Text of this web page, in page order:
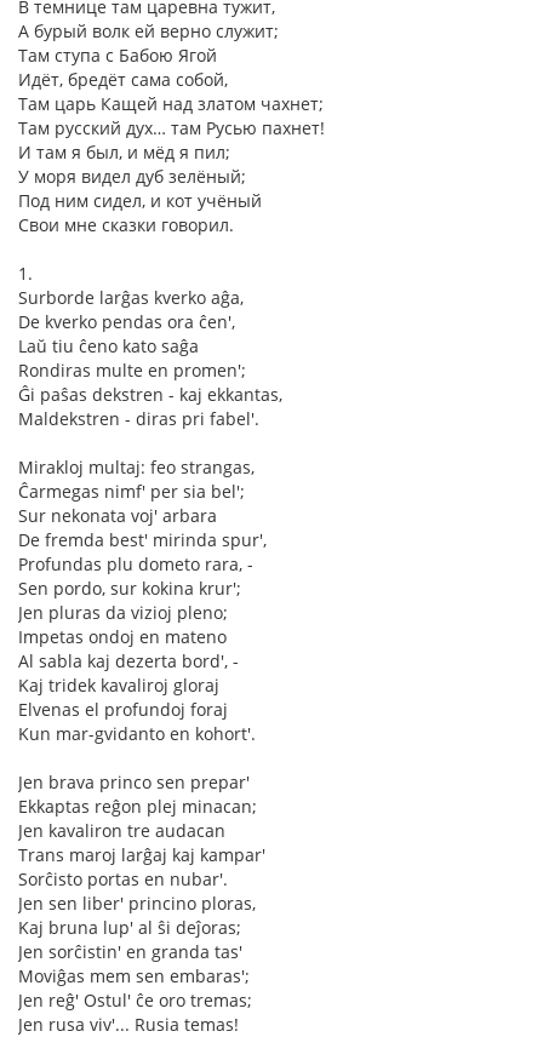
В темнице там царевна тужит,
А бурый волк ей верно служит;
Там ступа с Бабою Ягой
Идёт, бредёт сама собой,
Там царь Кащей над златом чахнет;
Там русский дух… там Русью пахнет!
И там я был, и мёд я пил;
У моря видел дуб зелёный;
Под ним сидел, и кот учёный
Свои мне сказки говорил.
1.
Surborde larĝas kverko aĝa,
De kverko pendas ora ĉen',
Laŭ tiu ĉeno kato saĝa
Rondiras multe en promen';
Ĝi paŝas dekstren - kaj ekkantas,
Maldekstren - diras pri fabel'.
Mirakloj multaj: feo strangas,
Ĉarmegas nimf' per sia bel';
Sur nekonata voj' arbara
De fremda best' mirinda spur',
Profundas plu dometo rara, -
Sen pordo, sur kokina krur';
Jen pluras da vizioj pleno;
Impetas ondoj en mateno
Al sabla kaj dezerta bord', -
Kaj tridek kavaliroj gloraj
Elvenas el profundoj foraj
Kun mar-gvidanto en kohort'.
Jen brava princo sen prepar'
Ekkaptas reĝon plej minacan;
Jen kavaliron tre audacan
Trans maroj larĝaj kaj kampar'
Sorĉisto portas en nubar'.
Jen sen liber' princino ploras,
Kaj bruna lup' al ŝi deĵoras;
Jen sorĉistin' en granda tas'
Moviĝas mem sen embaras';
Jen reĝ' Ostul' ĉe oro tremas;
Jen rusa viv'... Rusia temas!